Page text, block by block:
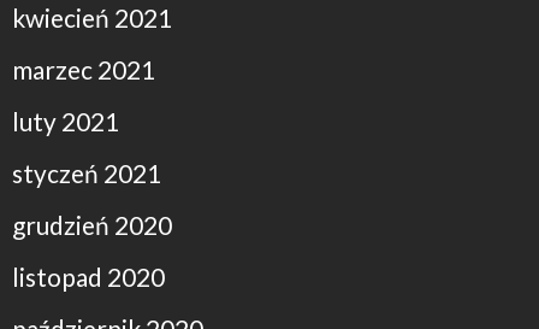
kwiecień 2021
marzec 2021
luty 2021
styczeń 2021
grudzień 2020
listopad 2020